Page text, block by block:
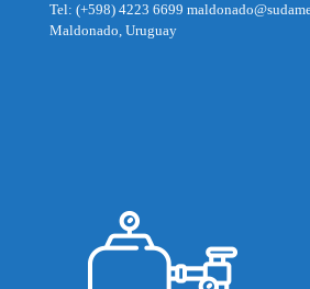
Tel: (+598) 4223 6699
Maldonado, Uruguay